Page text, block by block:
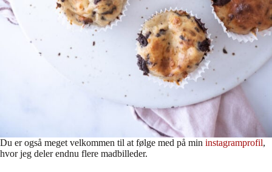
Du er også meget velkommen til at følge med på min instagramprofil,
hvor jeg deler endnu flere madbilleder.